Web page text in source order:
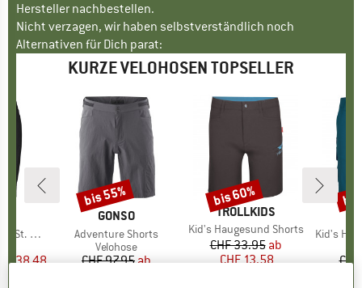
Hersteller nachbestellen.
Nicht verzagen, wir haben selbstverständlich noch
Alternativen für Dich parat:
KURZE VELOHOSEN TOPSELLER
Tight
Preis
38.48
MARKE
GONSO
Artikel
Adventure Shorts
Produktgruppe
Velohose
Preis
CHF 97.95reduzierter Preis
ab
Rabatt
bis 55%
MARKE
TROLLKIDS
Artikel
Kid's Haugesund Shorts
Preis
CHF 33.95reduzierter Preis
ab
CHF 13.58
Rabatt
bis 60%
Artikel
Kid's